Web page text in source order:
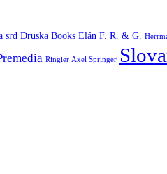
srd Druska Books Elán F. R. & G.
Ringier Axel Springer